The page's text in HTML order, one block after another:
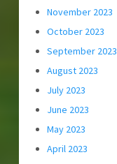
November 2023
October 2023
September 2023
August 2023
July 2023
June 2023
May 2023
April 2023